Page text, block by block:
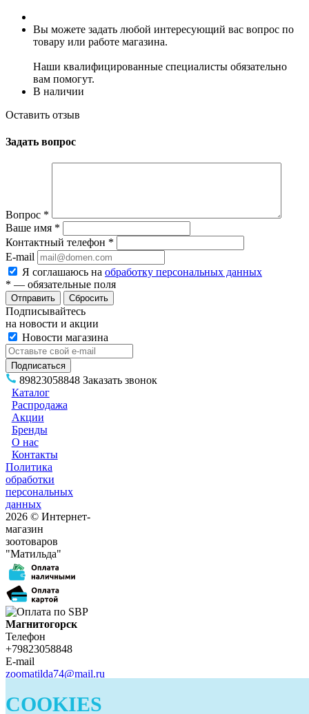
Вы можете задать любой интересующий вас вопрос по
товару или работе магазина.
Наши квалифицированные специалисты обязательно
вам помогут.
В наличии
Оставить отзыв
Задать вопрос
Вопрос *
Ваше имя *
Контактный телефон *
E-mail
Я соглашаюсь на обработку персональных данных
* — обязательные поля
Сбросить
Подписывайтесь
на новости и акции
Новости магазина
89823058848 Заказать звонок
Каталог
Распродажа
Акции
Бренды
О нас
Контакты
Политика
обработки
персональных
данных
2026 © Интернет-
магазин
зоотоваров
"Матильда"
Магнитогорск
Телефон
+79823058848
E-mail
zoomatilda74@mail.ru
Телефон
+79823058848
COOKIES